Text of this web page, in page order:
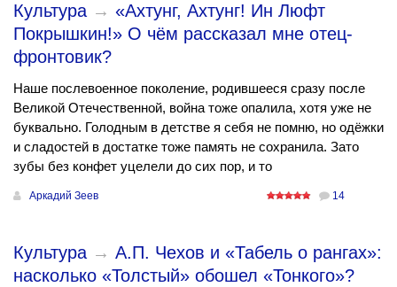
Культура → «Ахтунг, Ахтунг! Ин Люфт
Покрышкин!» О чём рассказал мне отец-
фронтовик?
Наше послевоенное поколение, родившееся сразу после
Великой Отечественной, война тоже опалила, хотя уже не
буквально. Голодным в детстве я себя не помню, но одёжки
и сладостей в достатке тоже память не сохранила. Зато
зубы без конфет уцелели до сих пор, и то
Аркадий Зеев 14
Культура → А.П. Чехов и «Табель о рангах»:
насколько «Толстый» обошел «Тонкого»?